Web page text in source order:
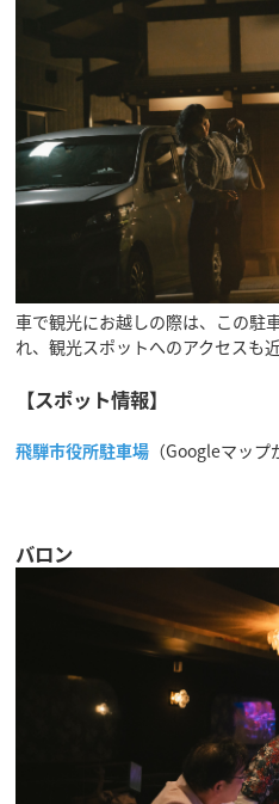
車で観光にお越しの際は、この駐
れ、観光スポットへのアクセスも近
【スポット情報】
飛騨市役所駐車場 （Googleマップ
バロン